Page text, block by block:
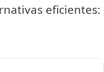
eficientes: